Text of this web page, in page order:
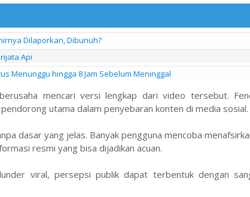
Dilaporkan, Dibunuh?
Api
Menunggu hingga 8 Jam Sebelum Meninggal
mencari versi lengkap dari video tersebut.
utama dalam penyebaran konten di media sosial.
dasar yang jelas. Banyak pengguna mencoba
resmi yang bisa dijadikan acuan.
viral, persepsi publik dapat terbentuk dengan